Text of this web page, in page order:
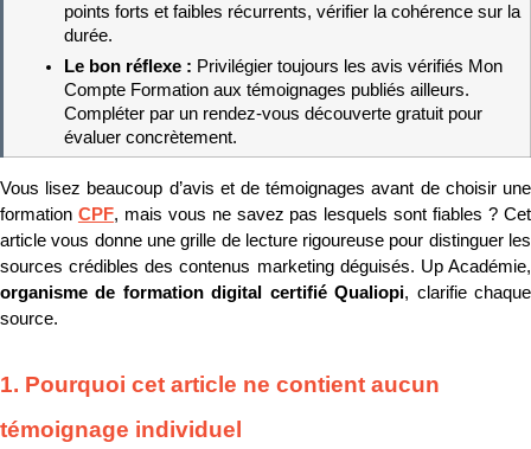
points forts et faibles récurrents, vérifier la cohérence sur la
durée.
Le bon réflexe : Privilégier toujours les avis vérifiés Mon
Compte Formation aux témoignages publiés ailleurs.
Compléter par un rendez-vous découverte gratuit pour
évaluer concrètement.
Vous lisez beaucoup d’avis et de témoignages avant de choisir une
formation CPF, mais vous ne savez pas lesquels sont fiables ? Cet
article vous donne une grille de lecture rigoureuse pour distinguer les
organisme de formation digital certifié Qualiopi, clarifie chaque
source.
1. Pourquoi cet article ne contient aucun
témoignage individuel